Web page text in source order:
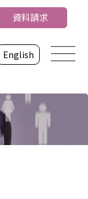
English
資料請求